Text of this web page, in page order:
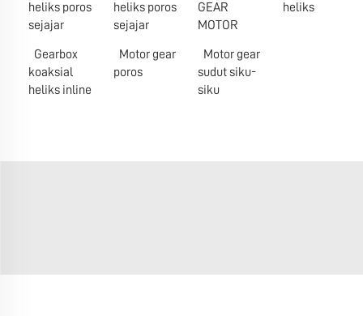
heliks poros
sejajar
heliks poros
sejajar
GEAR
MOTOR
heliks
Gearbox
koaksial
heliks inline
Motor gear
poros
Motor gear
sudut siku-
siku